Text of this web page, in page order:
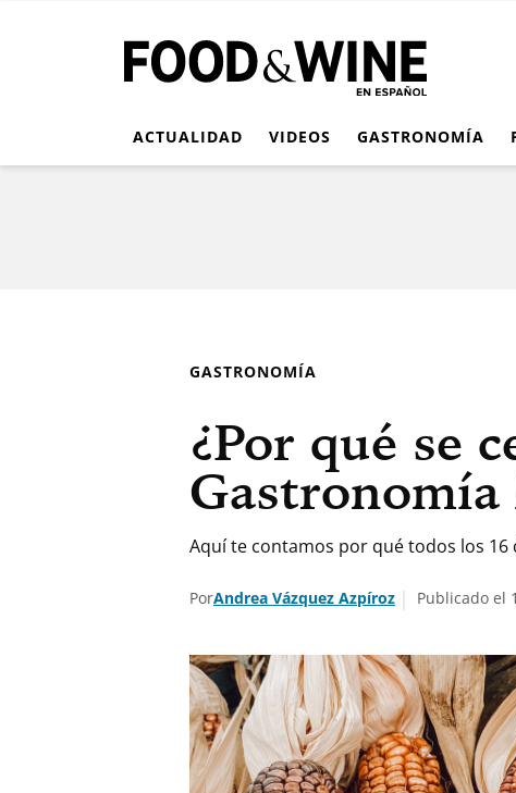
ACTUALIDAD VIDEOS GASTRONOMÍA
GASTRONOMÍA
¿Por qué se
Gastronomía
Aquí te contamos por qué todos los
PorAndrea Vázquez Azpíroz Publicado el